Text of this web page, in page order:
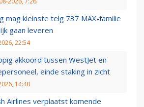
mag kleinste telg 737 MAX-familie
gaan leveren
22:54
akkoord tussen WestJet en
einde staking in zicht
14:40
Airlines verplaatst komende